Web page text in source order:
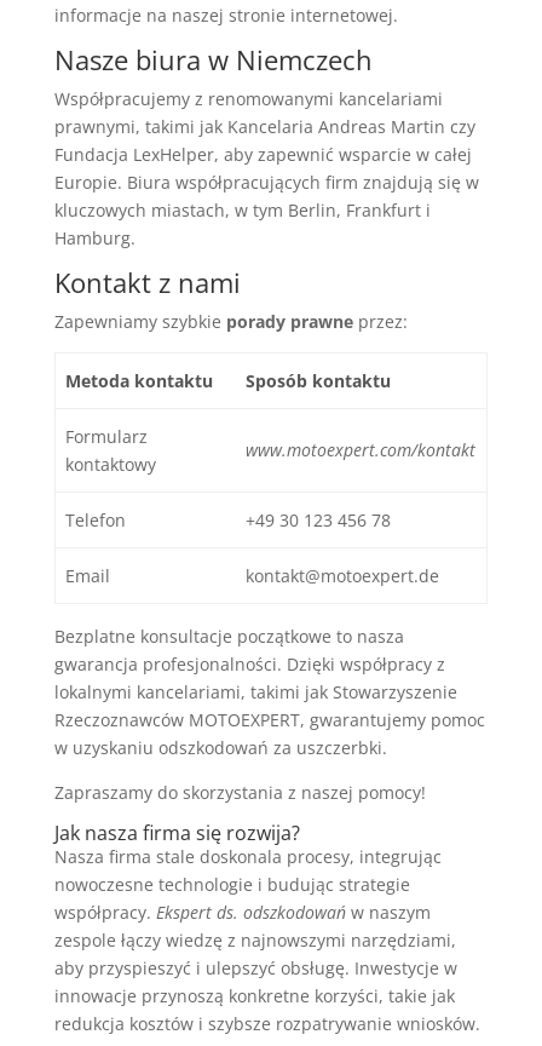
informacje na naszej stronie internetowej.
Nasze biura w Niemczech
Współpracujemy z renomowanymi kancelariami
prawnymi, takimi jak Kancelaria Andreas Martin czy
Fundacja LexHelper, aby zapewnić wsparcie w całej
Europie. Biura współpracujących firm znajdują się w
kluczowych miastach, w tym Berlin, Frankfurt i
Hamburg.
Kontakt z nami
Zapewniamy szybkie porady prawneprzez:
Metoda kontaktu Sposób kontaktu
Formularz
kontaktowy
www.motoexpert.com/kontakt
Telefon +49 30 123 456 78
Email kontakt@motoexpert.de
Bezplatne konsultacje początkowe to nasza
gwarancja profesjonalności. Dzięki współpracy z
lokalnymi kancelariami, takimi jak Stowarzyszenie
Rzeczoznawców MOTOEXPERT, gwarantujemy pomoc
w uzyskaniu odszkodowań za uszczerbki.
Zapraszamy do skorzystania z naszej pomocy!
Jak nasza firma się rozwija?
Nasza firma stale doskonala procesy, integrując
nowoczesne technologie i budując strategie
współpracy. Ekspert ds. odszkodowańw naszym
zespole łączy wiedzę z najnowszymi narzędziami,
aby przyspieszyć i ulepszyć obsługę. Inwestycje w
innowacje przynoszą konkretne korzyści, takie jak
redukcja kosztów i szybsze rozpatrywanie wniosków.